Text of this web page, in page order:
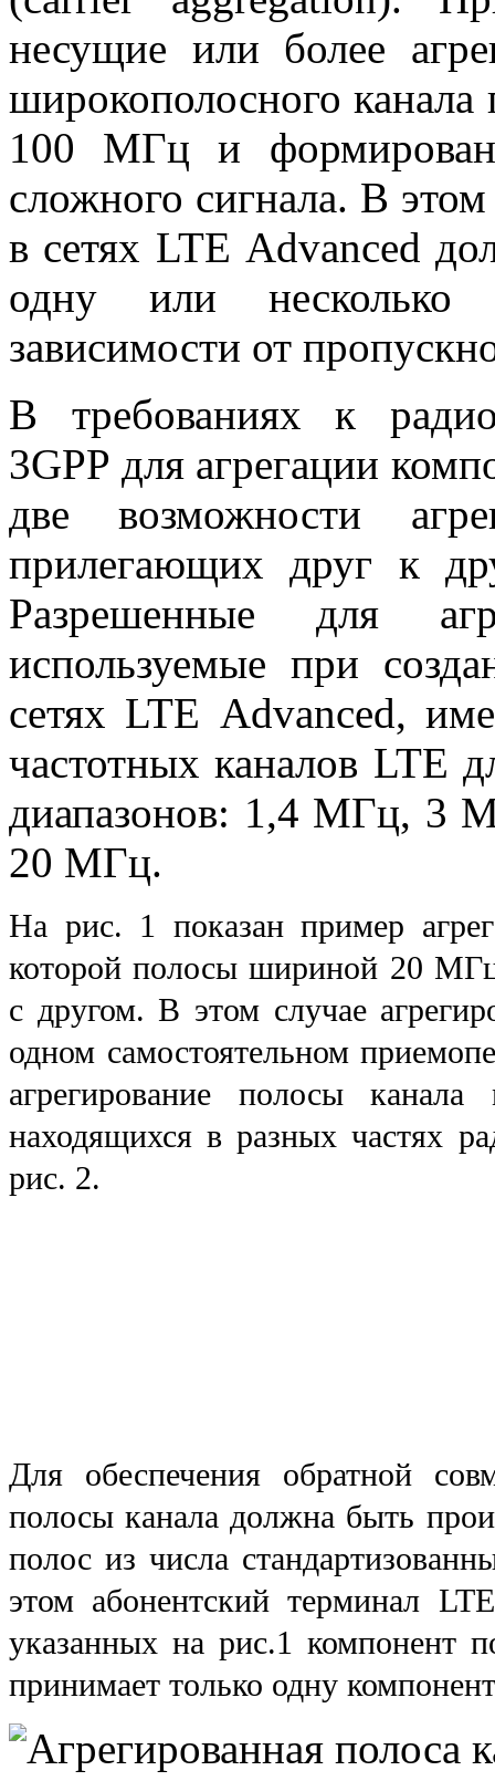
несущие или более
широкополосного
100 МГц и
сложного сигнала. В
в сетях LTE Advanced
одну или несколько
зависимости от
В требованиях к
3GPP для агрегации
две возможности
прилегающих друг к
Разрешенные для
используемые при
сетях LTE Advanced,
частотных каналов LTE
диапазонов: 1,4 МГц,
20 МГц.
На рис. 1 показан пример
которой полосы шириной 20
с другом. В этом случае
одном самостоятельном
агрегирование полосы
находящихся в разных частях
рис. 2.
Для обеспечения обратной
полосы канала должна быть
полос из числа
этом абонентский терминал
указанных на рис.1 компонент
принимает только одну